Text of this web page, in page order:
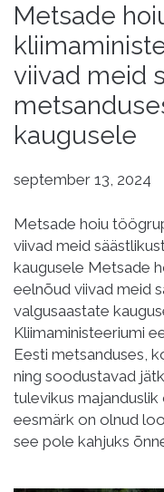
Metsade
viivad meid
kaugusele
september 13, 2024
Metsade hoiu
viivad meid
kaugusele Metsade
eelnõud viivad meid
valgusaastate
Kliimaministeeriumi
Eesti metsanduses,
ning soodustavad
tulevikus
eesmärk on olnud
see pole kahjuks